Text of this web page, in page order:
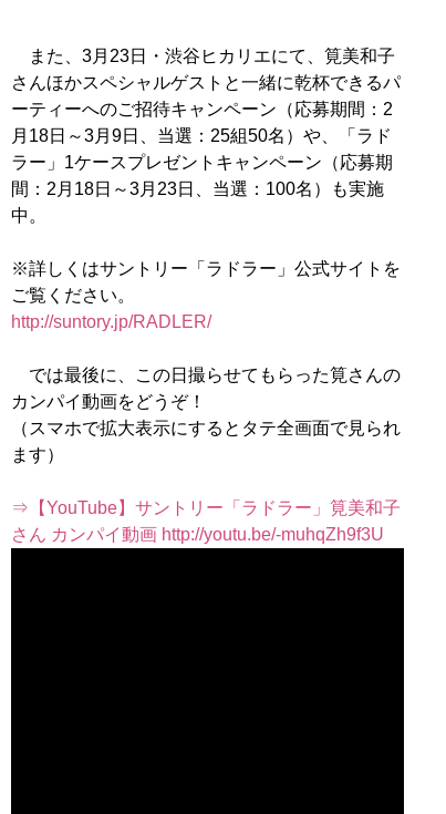
また、3月23日・渋谷ヒカリエにて、筧美和子
さんほかスペシャルゲストと一緒に乾杯できるパ
ーティーへのご招待キャンペーン（応募期間：2
月18日～3月9日、当選：25組50名）や、「ラド
ラー」1ケースプレゼントキャンペーン（応募期
間：2月18日～3月23日、当選：100名）も実施
中。
※詳しくはサントリー「ラドラー」公式サイトを
ご覧ください。
http://suntory.jp/RADLER/
では最後に、この日撮らせてもらった筧さんの
カンパイ動画をどうぞ！
（スマホで拡大表示にするとタテ全画面で見られ
ます）
⇒【YouTube】サントリー「ラドラー」筧美和子
さん カンパイ動画 http://youtu.be/-muhqZh9f3U